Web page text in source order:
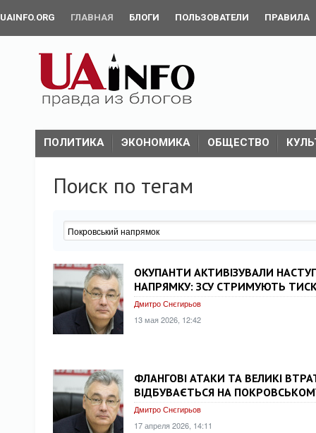
UAINFO.ORG ГЛАВНАЯ БЛОГИ ПОЛЬЗОВАТЕЛИ ПРАВИЛА
ПОЛИТИКА ЭКОНОМИКА ОБЩЕСТВО
Поиск по тегам
ОКУПАНТИ АКТИВІЗУВАЛИ
НАПРЯМКУ: ЗСУ СТРИМУЮТЬ
Дмитро Снєгирьов
13 мая 2026, 12:42
ФЛАНГОВІ АТАКИ ТА ВЕЛИКІ
ВІДБУВАЄТЬСЯ НА
Дмитро Снєгирьов
17 апреля 2026, 14:11